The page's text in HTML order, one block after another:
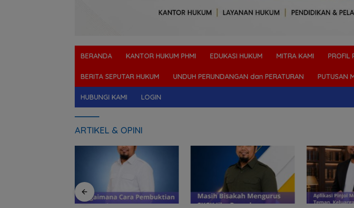
BERANDA KANTOR HUKUM PHMI EDUKASI HUKUM MITRA KAMI PROFIL
BERITA SEPUTAR HUKUM UNDUH PERUNDANGAN dan PERATURAN PUTUSAN
HUBUNGI KAMI LOGIN
ARTIKEL & OPINI